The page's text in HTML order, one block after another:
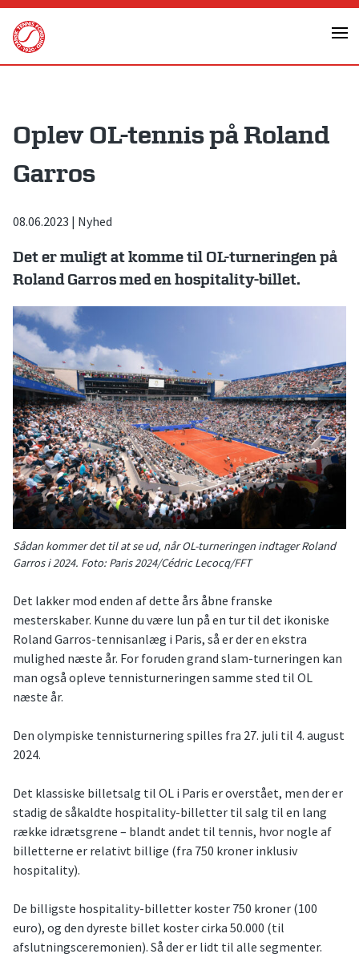
Skip
content
Oplev OL-tennis på Roland
Garros
08.06.2023 | Nyhed
Det er muligt at komme til OL-turneringen på
Roland Garros med en hospitality-billet.
Sådan kommer det til at se ud, når OL-turneringen indtager Roland
Garros i 2024. Foto: Paris 2024/Cédric Lecocq/FFT
Det lakker mod enden af dette års åbne franske
mesterskaber. Kunne du være lun på en tur til det ikoniske
Roland Garros-tennisanlæg i Paris, så er der en ekstra
mulighed næste år. For foruden grand slam-turneringen kan
man også opleve tennisturneringen samme sted til OL
næste år.
Den olympiske tennisturnering spilles fra 27. juli til 4. august
2024.
Det klassiske billetsalg til OL i Paris er overstået, men der er
stadig de såkaldte hospitality-billetter til salg til en lang
række idrætsgrene – blandt andet til tennis, hvor nogle af
billetterne er relativt billige (fra 750 kroner inklusiv
hospitality).
De billigste hospitality-billetter koster 750 kroner (100
euro), og den dyreste billet koster cirka 50.000 (til
afslutningsceremonien). Så der er lidt til alle segmenter.